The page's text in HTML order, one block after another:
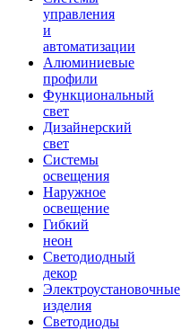
управления
и
автоматизации
Алюминиевые
профили
Функциональный
свет
Дизайнерский
свет
Системы
освещения
Наружное
освещение
Гибкий
неон
Светодиодный
декор
Электроустановочные
изделия
Светодиоды